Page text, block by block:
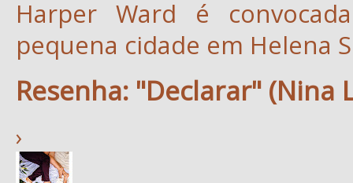
Harper Ward é
pequena cidade em Helena
Resenha: "Declarar" (Nina
›